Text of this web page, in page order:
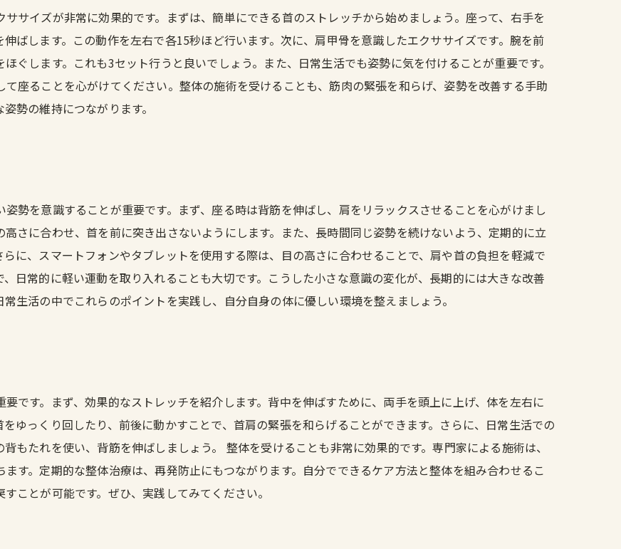
サイズが非常に効果的です。まずは、簡単にできる首のストレッチから始めましょう。座って、右手を
ばします。この動作を左右で各15秒ほど行います。次に、肩甲骨を意識したエクササイズです。腕を前
ぐします。これも3セット行うと良いでしょう。また、日常生活でも姿勢に気を付けることが重要です。
座ることを心がけてください。整体の施術を受けることも、筋肉の緊張を和らげ、姿勢を改善する手助
勢の維持につながります。
勢を意識することが重要です。まず、座る時は背筋を伸ばし、肩をリラックスさせることを心がけまし
さに合わせ、首を前に突き出さないようにします。また、長時間同じ姿勢を続けないよう、定期的に立
に、スマートフォンやタブレットを使用する際は、目の高さに合わせることで、肩や首の負担を軽減で
日常的に軽い運動を取り入れることも大切です。こうした小さな意識の変化が、長期的には大きな改善
生活の中でこれらのポイントを実践し、自分自身の体に優しい環境を整えましょう。
です。まず、効果的なストレッチを紹介します。背中を伸ばすために、両手を頭上に上げ、体を左右に
ゆっくり回したり、前後に動かすことで、首肩の緊張を和らげることができます。さらに、日常生活での
もたれを使い、背筋を伸ばしましょう。 整体を受けることも非常に効果的です。専門家による施術は、
す。定期的な整体治療は、再発防止にもつながります。自分でできるケア方法と整体を組み合わせるこ
ことが可能です。ぜひ、実践してみてください。